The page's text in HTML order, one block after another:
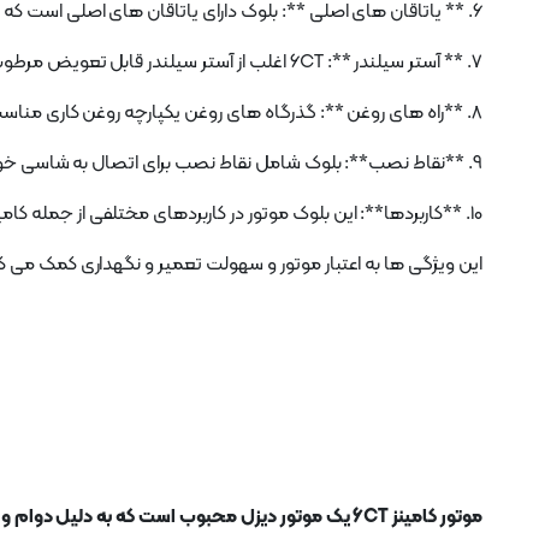
6. ** یاتاقان های اصلی **: بلوک دارای یاتاقان های اصلی است که میل لنگ را پشتیبانی می کند، معمولاً پنج یا هفت یاتاقان اصلی بسته به مدل خاص.
7. ** آستر سیلندر **: 6CT اغلب از آستر سیلندر قابل تعویض مرطوب استفاده می کند که می تواند بدون ماشینکاری بلوک تعویض شود و به نگهداری و طول عمر کمک می کند.
8. **راه های روغن **: گذرگاه های روغن یکپارچه روغن کاری مناسب قطعات متحرک داخل موتور را تضمین می کند.
9. **نقاط نصب**: بلوک شامل نقاط نصب برای اتصال به شاسی خودرو و لوازم جانبی مانند دینام و پمپ فرمان است.
10. **کاربردها**: این بلوک موتور در کاربردهای مختلفی از جمله کامیون، اتوبوس، تجهیزات ساختمانی و شناورهای دریایی استفاده می شود.
این ویژگی ها به اعتبار موتور و سهولت تعمیر و نگهداری کمک می
موتور کامینز 6CT یک موتور دیزل محبوب است که به دلیل دوام و عملکرد شناخته شده است.